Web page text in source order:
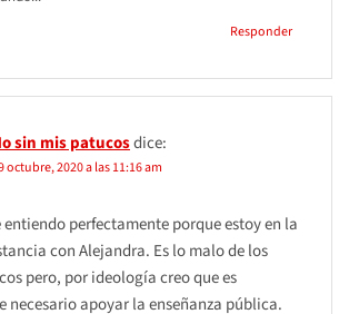
Responder
sin mis patucosdice:
octubre, 2020 a las 11:16 am
perfectamente porque estoy en la
con Alejandra. Es lo malo de los
pero, por ideología creo que es
necesario apoyar la enseñanza pública.